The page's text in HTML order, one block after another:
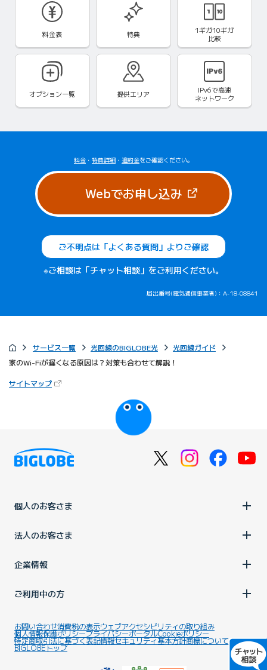
料金表 特典
1ギガ10ギガ
比較
オプション一覧 提供エリア IPv6で高速
ネットワーク
料金 ・ 特典詳細 ・ 違約金をご確認ください。
Webでお申し込み（新しいタブ
ご不明点は「よくある質問」よりご確認
※ご相談は「チャット相談」をご利用ください。
届出番号(電気通信事業者)：A-18-08841
サービス一覧 光回線のBIGLOBE光
光回線ガイド
家のWi-Fiが遅くなる原因は？対策も合わせて解説！
サイトマップ（新しいタブで開きます）
個人のお客さま
法人のお客さま
企業情報
ご利用中の方
お問い合わせ消費税の表示ウェブアクセシビリティの取り組み
個人情報保護ポリシープライバシーポータルCookieポリシー
特定商取引法に基づく表記情報セキュリティ基本方針商標について
BIGLOBEトップ